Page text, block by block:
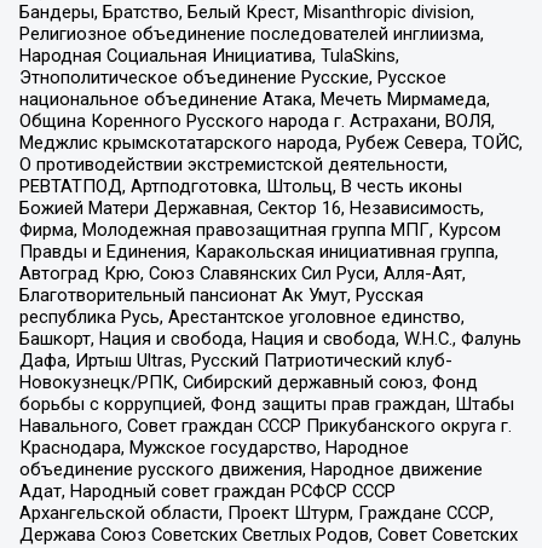
Бандеры, Братство, Белый Крест, Misanthropic division,
Религиозное объединение последователей инглиизма,
Народная Социальная Инициатива, TulaSkins,
Этнополитическое объединение Русские, Русское
национальное объединение Атака, Мечеть Мирмамеда,
Община Коренного Русского народа г. Астрахани, ВОЛЯ,
Меджлис крымскотатарского народа, Рубеж Севера, ТОЙС,
О противодействии экстремистской деятельности,
РЕВТАТПОД, Артподготовка, Штольц, В честь иконы
Божией Матери Державная, Сектор 16, Независимость,
Фирма, Молодежная правозащитная группа МПГ, Курсом
Правды и Единения, Каракольская инициативная группа,
Автоград Крю, Союз Славянских Сил Руси, Алля-Аят,
Благотворительный пансионат Ак Умут, Русская
республика Русь, Арестантское уголовное единство,
Башкорт, Нация и свобода, Нация и свобода, W.H.С., Фалунь
Дафа, Иртыш Ultras, Русский Патриотический клуб-
Новокузнецк/РПК, Сибирский державный союз, Фонд
борьбы с коррупцией, Фонд защиты прав граждан, Штабы
Навального, Совет граждан СССР Прикубанского округа г.
Краснодара, Мужское государство, Народное
объединение русского движения, Народное движение
Адат, Народный совет граждан РСФСР СССР
Архангельской области, Проект Штурм, Граждане СССР,
Держава Союз Советских Светлых Родов, Совет Советских